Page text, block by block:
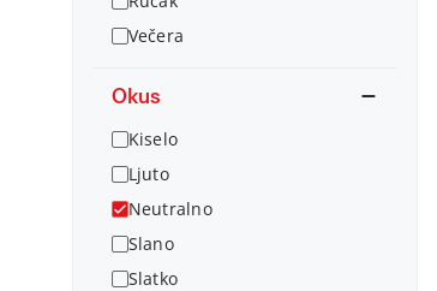
Večera
Okus
Kiselo
Ljuto
Neutralno
Slano
Slatko